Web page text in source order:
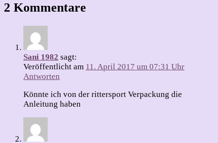
2 Kommentare
Sani 1982 sagt:
Veröffentlicht am 11. April 2017 um 07:31 Uhr
Antworten
Könnte ich von der rittersport Verpackung die
Anleitung haben